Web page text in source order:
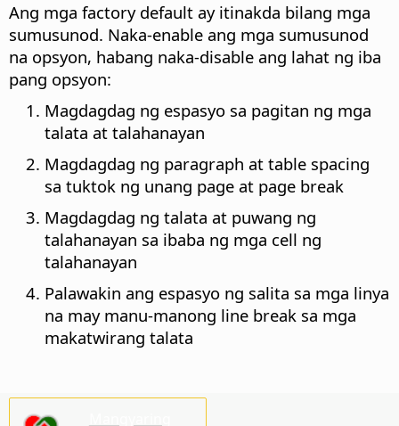
Ang mga factory default ay itinakda bilang mga
sumusunod. Naka-enable ang mga sumusunod
na opsyon, habang naka-disable ang lahat ng iba
pang opsyon:
Magdagdag ng espasyo sa pagitan ng mga
talata at talahanayan
Magdagdag ng paragraph at table spacing
sa tuktok ng unang page at page break
Magdagdag ng talata at puwang ng
talahanayan sa ibaba ng mga cell ng
talahanayan
Palawakin ang espasyo ng salita sa mga linya
na may manu-manong line break sa mga
makatwirang talata